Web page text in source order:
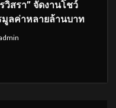
วิสรา” จัดงานโชว์
มูลค่าหลายล้านบาท